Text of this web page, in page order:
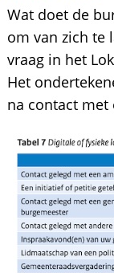
Wat doet de
om van zich te
vraag in het
Het
na contact met